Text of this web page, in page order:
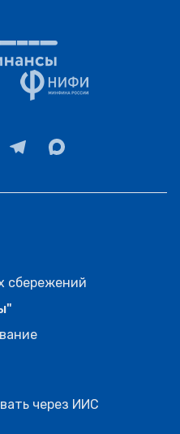
сбережений
через ИИС